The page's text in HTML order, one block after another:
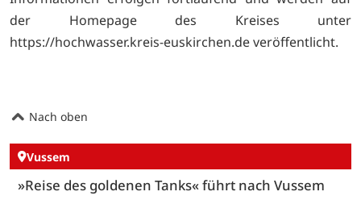
der Homepage des Kreises unter
https://hochwasser.kreis-euskirchen.de veröffentlicht.
Nach oben
Vussem
»Reise des goldenen Tanks« führt nach Vussem